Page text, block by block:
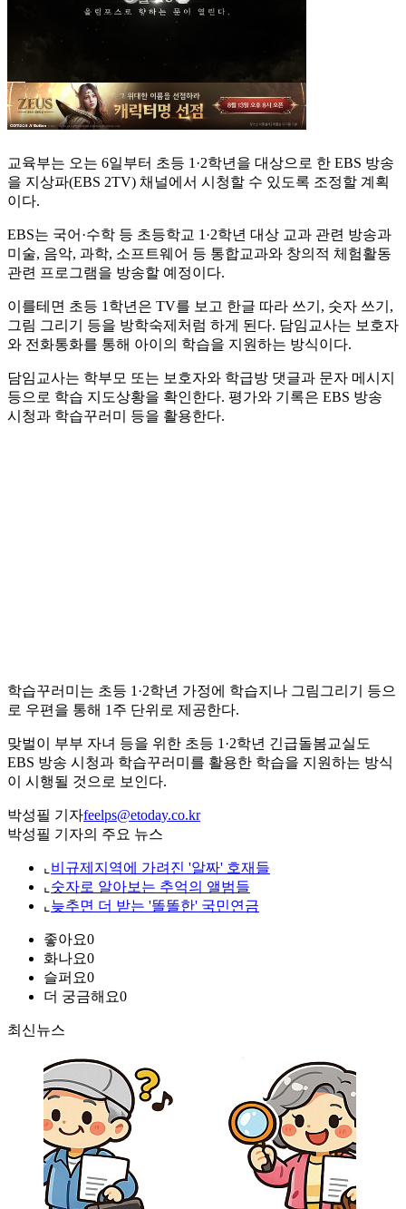
교육부는 오는 6일부터 초등 1·2학년을 대상으로 한 EBS 방송
을 지상파(EBS 2TV) 채널에서 시청할 수 있도록 조정할 계획
이다.
EBS는 국어·수학 등 초등학교 1·2학년 대상 교과 관련 방송과
미술, 음악, 과학, 소프트웨어 등 통합교과와 창의적 체험활동
관련 프로그램을 방송할 예정이다.
이를테면 초등 1학년은 TV를 보고 한글 따라 쓰기, 숫자 쓰기,
그림 그리기 등을 방학숙제처럼 하게 된다. 담임교사는 보호자
와 전화통화를 통해 아이의 학습을 지원하는 방식이다.
담임교사는 학부모 또는 보호자와 학급방 댓글과 문자 메시지
등으로 학습 지도상황을 확인한다. 평가와 기록은 EBS 방송
시청과 학습꾸러미 등을 활용한다.
학습꾸러미는 초등 1·2학년 가정에 학습지나 그림그리기 등으
로 우편을 통해 1주 단위로 제공한다.
맞벌이 부부 자녀 등을 위한 초등 1·2학년 긴급돌봄교실도
EBS 방송 시청과 학습꾸러미를 활용한 학습을 지원하는 방식
이 시행될 것으로 보인다.
박성필 기자feelps@etoday.co.kr
박성필 기자의 주요 뉴스
⌞ 비규제지역에 가려진 '알짜' 호재들
⌞ 숫자로 알아보는 추억의 앨범들
⌞ 늦추면 더 받는 '똘똘한' 국민연금
좋아요0
화나요0
슬퍼요0
더 궁금해요0
최신뉴스